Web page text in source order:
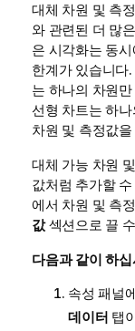
대체 차원 및 측
와 관련된 더 많
은 시각화는 동
한계가 있습니다
는 하나의 차원
선형 차트는 하
차원 및 측정값
대체 가능 차원
값처럼 추가할
에서 차원 및 측
값섹션으로 끌
다음과 같이 하
속성 패널
데이터 탭